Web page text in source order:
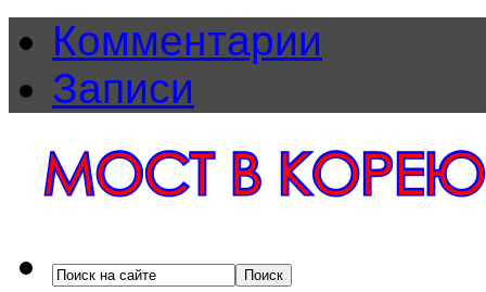
Комментарии
Записи